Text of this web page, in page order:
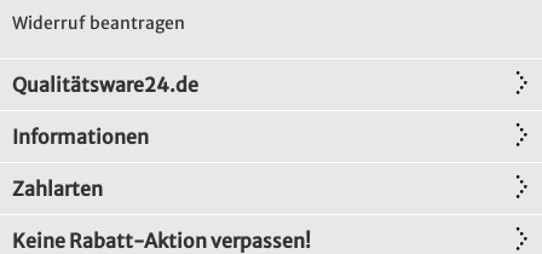
Widerruf beantragen
Qualitätsware24.de
Informationen
Zahlarten
Keine Rabatt-Aktion verpassen!